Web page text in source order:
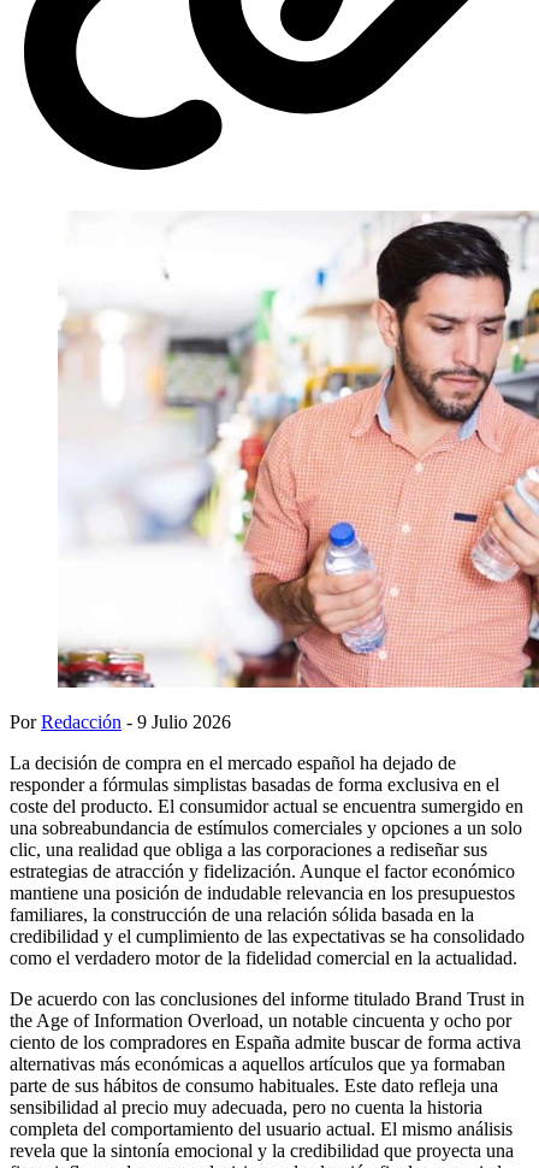
PorRedacción - 9 Julio 2026
La decisión de compra en el mercado español ha dejado de
responder a fórmulas simplistas basadas de forma exclusiva en el
coste del producto. El consumidor actual se encuentra sumergido en
una sobreabundancia de estímulos comerciales y opciones a un solo
clic, una realidad que obliga a las corporaciones a rediseñar sus
estrategias de atracción y fidelización. Aunque el factor económico
mantiene una posición de indudable relevancia en los presupuestos
familiares, la construcción de una relación sólida basada en la
credibilidad y el cumplimiento de las expectativas se ha consolidado
como el verdadero motor de la fidelidad comercial en la actualidad.
De acuerdo con las conclusiones del informe titulado Brand Trust in
the Age of Information Overload, un notable cincuenta y ocho por
ciento de los compradores en España admite buscar de forma activa
alternativas más económicas a aquellos artículos que ya formaban
parte de sus hábitos de consumo habituales. Este dato refleja una
sensibilidad al precio muy adecuada, pero no cuenta la historia
completa del comportamiento del usuario actual. El mismo análisis
revela que la sintonía emocional y la credibilidad que proyecta una